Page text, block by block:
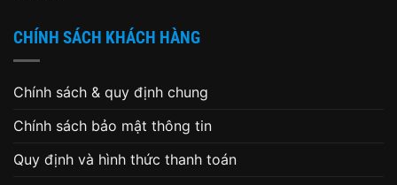
CHÍNH SÁCH KHÁCH HÀNG
Chính sách & quy định chung
Chính sách bảo mật thông tin
Quy định và hình thức thanh toán